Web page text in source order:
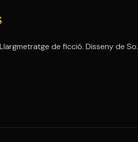
de ficció. Disseny de So.